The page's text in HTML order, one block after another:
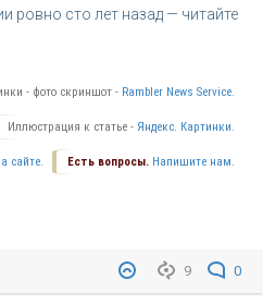
ровно сто лет назад — читайте
- фото скриншот - Rambler News Service.
Иллюстрация к статье - Яндекс. Картинки.
Есть вопросы. Напишите нам.
сайте.
9 0